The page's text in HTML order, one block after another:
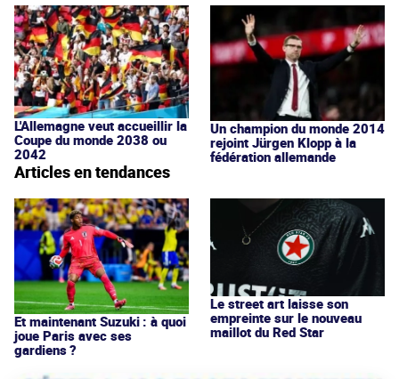
L'Allemagne veut accueillir la
Coupe du monde 2038 ou
2042
Un champion du monde 2014
rejoint Jürgen Klopp à la
fédération allemande
Articles en tendances
Et maintenant Suzuki : à quoi
joue Paris avec ses
gardiens ?
Le street art laisse son
empreinte sur le nouveau
maillot du Red Star